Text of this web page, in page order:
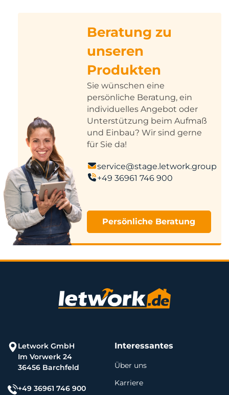
Beratung zu
unseren
Produkten
Sie wünschen eine
persönliche Beratung, ein
individuelles Angebot oder
Unterstützung beim Aufmaß
und Einbau? Wir sind gerne
für Sie da!
service@stage.letwork.group
+49 36961 746 900
Persönliche Beratung
Letwork GmbH
Im Vorwerk 24
36456 Barchfeld
+49 36961 746 900
Interessantes
Über uns
Karriere